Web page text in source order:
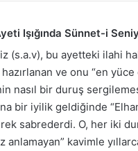
Işığında Sünnet-i
(s.a.v), bu ayetteki ilahi
ve onu “en
nasıl bir duruş
bir iyilik geldiğinde
sabrederdi. O, her iki
anlamayan” kavimle